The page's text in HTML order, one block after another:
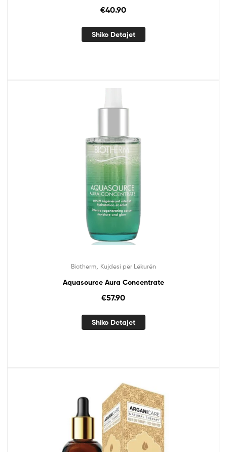
€40.90
Shiko Detajet
Biotherm, Kujdesi për Lëkurën
Aquasource Aura Concentrate
€57.90
Shiko Detajet